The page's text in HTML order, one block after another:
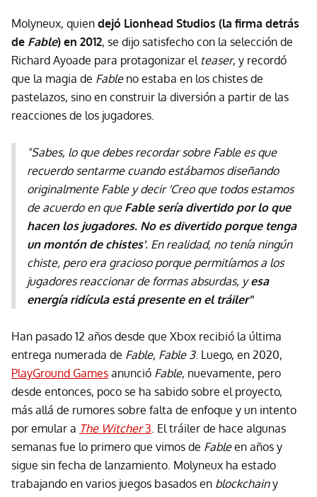
Molyneux, quien dejó Lionhead Studios (la firma detrás
de Fable) en 2012, se dijo satisfecho con la selección de
Richard Ayoade para protagonizar el teaser, y recordó
que la magia de Fable no estaba en los chistes de
pastelazos, sino en construir la diversión a partir de las
reacciones de los jugadores.
"Sabes, lo que debes recordar sobre Fable es que
recuerdo sentarme cuando estábamos diseñando
originalmente Fable y decir 'Creo que todos estamos
de acuerdo en que Fable sería divertido por lo que
hacen los jugadores. No es divertido porque tenga
un montón de chistes'. En realidad, no tenía ningún
chiste, pero era gracioso porque permitíamos a los
jugadores reaccionar de formas absurdas, yesa
energía ridícula está presente en el tráiler"
Han pasado 12 años desde que Xbox recibió la última
entrega numerada de Fable, Fable 3. Luego, en 2020,
PlayGround Games anunció Fable, nuevamente, pero
desde entonces, poco se ha sabido sobre el proyecto,
más allá de rumores sobre falta de enfoque y un intento
por emular a The Witcher3 . El tráiler de hace algunas
semanas fue lo primero que vimos de Fableen años y
sigue sin fecha de lanzamiento. Molyneux ha estado
trabajando en varios juegos basados en blockchainy